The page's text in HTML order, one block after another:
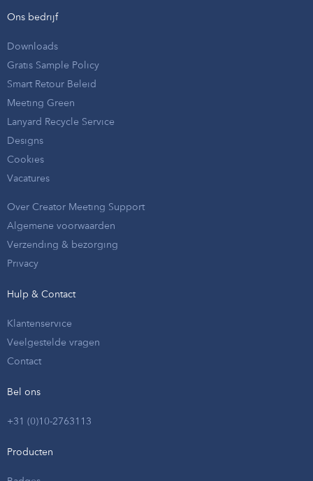
Ons bedrijf
Downloads
Gratis Sample Policy
Smart Retour Beleid
Meeting Green
Lanyard Recycle Service
Designs
Cookies
Vacatures
Over Creator Meeting Support
Algemene voorwaarden
Verzending & bezorging
Privacy
Hulp & Contact
Klantenservice
Veelgestelde vragen
Contact
Bel ons
+31 (0)10-2763113
Producten